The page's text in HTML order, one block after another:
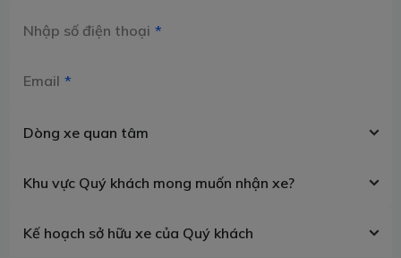
Nhập số điện thoại
Email
Dòng xe quan tâm
Khu vực Quý khách mong muốn nhận xe?
Kế hoạch sở hữu xe của Quý khách